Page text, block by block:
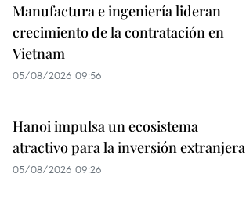
Manufactura e ingeniería lideran
crecimiento de la contratación en
Vietnam
05/08/2026 09:56
Hanoi impulsa un ecosistema
atractivo para la inversión extranjera
05/08/2026 09:26